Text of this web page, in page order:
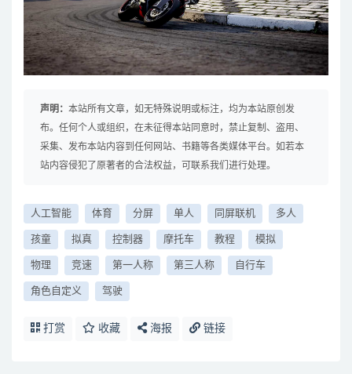
声明： 本站所有文章，如无特殊说明或标注，均为本站原创发
布。任何个人或组织，在未征得本站同意时，禁止复制、盗用、
采集、发布本站内容到任何网站、书籍等各类媒体平台。如若本
站内容侵犯了原著者的合法权益，可联系我们进行处理。
人工智能 体育 分屏 单人 同屏联机 多人
孩童 拟真 控制器 摩托车 教程 模拟
物理 竞速 第一人称 第三人称 自行车
角色自定义 驾驶
打赏 收藏 海报 链接